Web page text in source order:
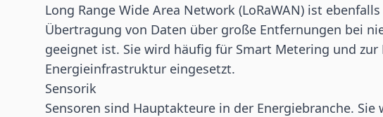
Long Range Wide Area Network (LoRaWAN) ist
Übertragung von Daten über große Entfernungen bei
geeignet ist. Sie wird häufig für Smart Metering und zur
Energieinfrastruktur eingesetzt.
Sensorik
Sensoren sind Hauptakteure in der Energiebranche. Sie